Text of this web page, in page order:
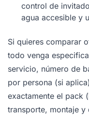
control de
agua accesible y
Si quieres comparar
todo venga
servicio, número de
por persona (si
exactamente el pack
transporte, montaje y